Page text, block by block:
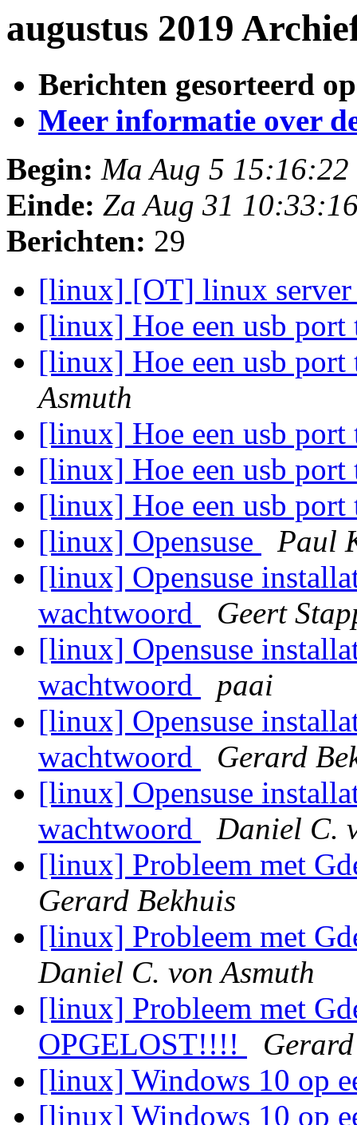
augustus 2019
Berichten gesorteerd
Meer informatie over
Begin: Ma Aug 5 15:16:22
Einde: Za Aug 31
Berichten: 29
[linux] [OT] linux
[linux] Hoe een usb port
[linux] Hoe een usb port
Asmuth
[linux] Hoe een usb port
[linux] Hoe een usb port
[linux] Hoe een usb port
[linux] Opensuse
Paul
[linux] Opensuse
wachtwoord
Geert
[linux] Opensuse
wachtwoord
paai
[linux] Opensuse
wachtwoord
Gerard
[linux] Opensuse
wachtwoord
Daniel C.
[linux] Probleem met
Gerard Bekhuis
[linux] Probleem met
Daniel C. von Asmuth
[linux] Probleem met
OPGELOST!!!!
[linux] Windows 10 op
[linux] Windows 10 op